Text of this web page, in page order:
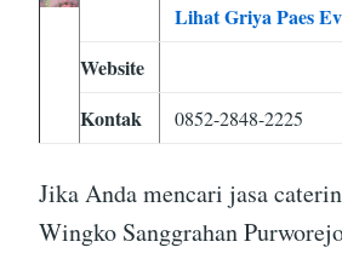
Lihat Griya Paes
Website
Kontak
0852-2848-2225
Jika Anda mencari jasa
Wingko Sanggrahan